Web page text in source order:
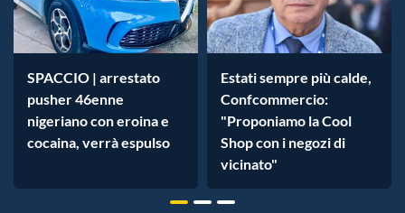
SPACCIO | arrestato
pusher 46enne
nigeriano con eroina e
cocaina, verrà espulso
Estati sempre più calde,
Confcommercio:
"Proponiamo la Cool
Shop con i negozi di
vicinato"